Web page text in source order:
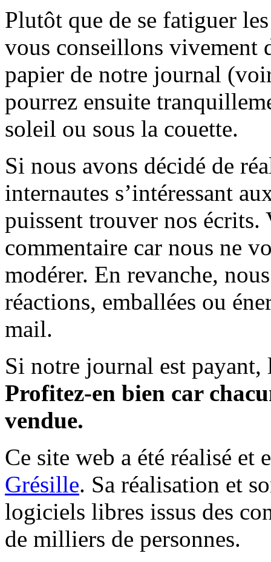
Plutôt que de se fatiguer
vous conseillons vivement
papier de notre journal
pourrez ensuite
soleil ou sous la couette.
Si nous avons décidé de
internautes s’intéressant
puissent trouver nos écrits.
commentaire car nous ne
modérer. En revanche,
réactions, emballées ou
mail.
Si notre journal est payant,
Profitez-en bien car
vendue.
Ce site web a été réalisé et
Grésille. Sa réalisation et
logiciels libres issus des
de milliers de personnes.